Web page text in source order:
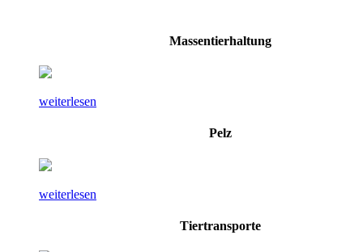
Massentierhaltung
weiterlesen
Pelz
weiterlesen
Tiertransporte